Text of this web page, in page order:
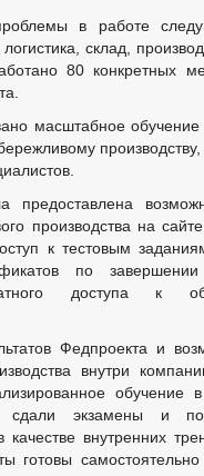
в работе
склад,
80 конкретных
масштабное обучение
производству,
производства на
к тестовым
по
доступа к
Федпроекта и
внутри
обучение
экзамены и
внутренних
готовы